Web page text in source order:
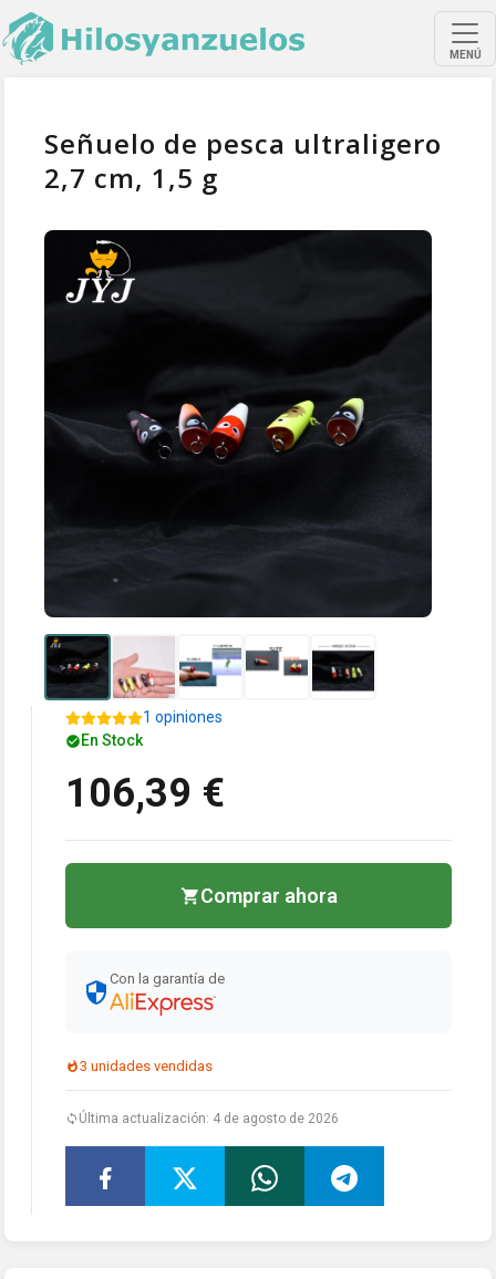
MENÚ
Señuelo de pesca ultraligero
2,7 cm, 1,5 g
1 opiniones
En Stock
106,39 €
Comprar ahora
Con la garantía de
3 unidades vendidas
Última actualización: 4 de agosto de 2026